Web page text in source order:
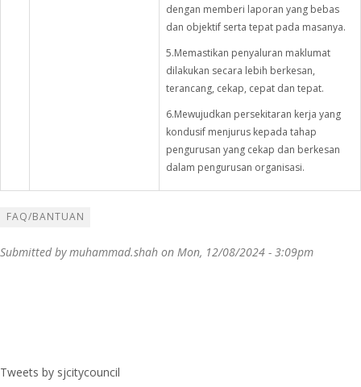
dengan memberi laporan yang bebas
dan objektif serta tepat pada masanya.
5.Memastikan penyaluran maklumat
dilakukan secara lebih berkesan,
terancang, cekap, cepat dan tepat.
6.Mewujudkan persekitaran kerja yang
kondusif menjurus kepada tahap
pengurusan yang cekap dan berkesan
dalam pengurusan organisasi.
FAQ/BANTUAN
Submitted bymuhammad.shah on Mon, 12/08/2024 - 3:09pm
Tweets by sjcitycouncil